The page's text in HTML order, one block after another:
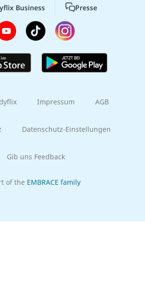
Business Presse
Impressum AGB
Datenschutz-Einstellungen
Gib uns Feedback
of the EMBRACE family